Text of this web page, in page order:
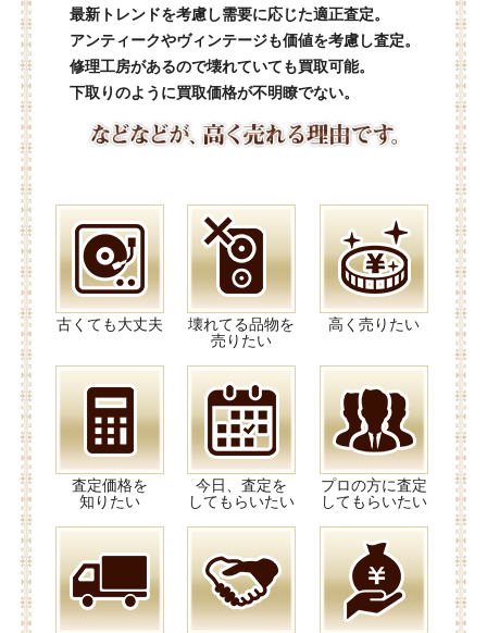
最新トレンドを考慮し需要に応じた適正査定。
アンティークやヴィンテージも価値を考慮し査定。
修理工房があるので壊れていても買取可能。
下取りのように買取価格が不明瞭でない。
古くても大丈夫
壊れてる品物を
売りたい
高く売りたい
査定価格を
知りたい
今日、査定を
してもらいたい
プロの方に査定
してもらいたい